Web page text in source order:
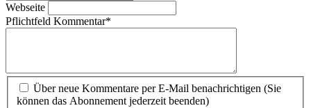
Webseite
Pflichtfeld Kommentar*
Über neue Kommentare per E-Mail benachrichtigen (Sie
können das Abonnement jederzeit beenden)